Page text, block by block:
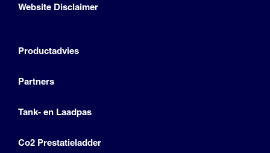
Website Disclaimer
Productadvies
Partners
Tank- en Laadpas
Co2 Prestatieladder